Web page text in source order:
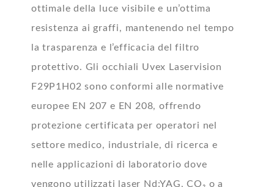
ottimale della luce visibile e un’ottima
resistenza ai graffi, mantenendo nel tempo
la trasparenza e l’efficacia del filtro
protettivo. Gli occhiali Uvex Laservision
F29P1H02 sono conformi alle normative
europee EN 207 e EN 208, offrendo
protezione certificata per operatori nel
settore medico, industriale, di ricerca e
nelle applicazioni di laboratorio dove
vengono utilizzati laser Nd:YAG, CO₂ o a